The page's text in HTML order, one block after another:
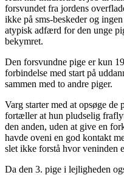
forsvundet fra jordens
ikke på sms-beskeder og
atypisk adfærd for den unge
bekymret.
Den forsvundne pige er kun
forbindelse med start på
sammen med to andre piger.
Varg starter med at opsøge
fortæller at hun pludselig
den anden, uden at give en
havde oveni en god kontakt
slet ikke forstå hvor veninden
Da den 3. pige i lejligheden